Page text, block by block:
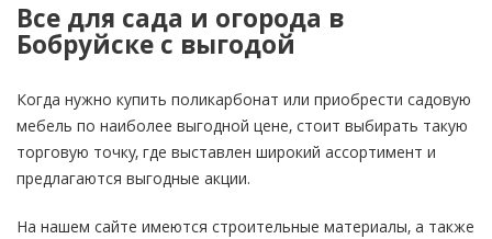
Все для сада и огорода в
Бобруйске с выгодой
Когда нужно купить поликарбонат или приобрести садовую
мебель по наиболее выгодной цене, стоит выбирать такую
торговую точку, где выставлен широкий ассортимент и
предлагаются выгодные акции.
На нашем сайте имеются строительные материалы, а также